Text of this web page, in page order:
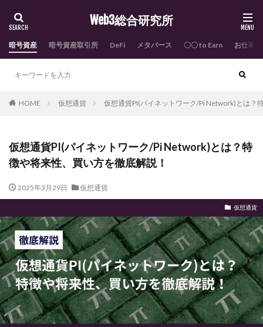
Web3総合研究所
暗号資産 暗号資産取引所 DeFi メタバース 〇〇 to Earn お仕事
HOME 仮想通貨 仮想通貨PI(パイネットワーク/Pi Network)とは？
仮想通貨PI(パイネットワーク/Pi Network)とは？特
徴や将来性、買い方を徹底解説！
2025年3月29日 仮想通貨
仮想通貨